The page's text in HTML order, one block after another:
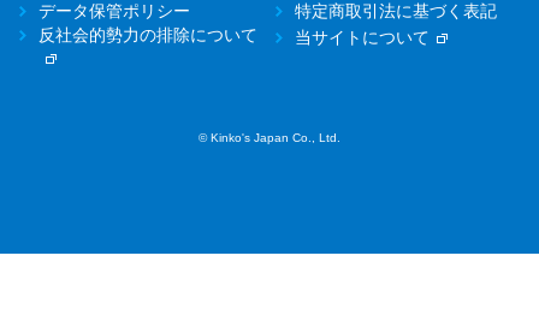
データ保管ポリシー
特定商取引法に基づく表記
反社会的勢力の排除について
当サイトについて
© Kinko's Japan Co., Ltd.